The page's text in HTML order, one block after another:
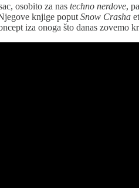
osobito za nas techno nerdove,
knjige poput Snow Crasha
iza onoga što danas zovemo